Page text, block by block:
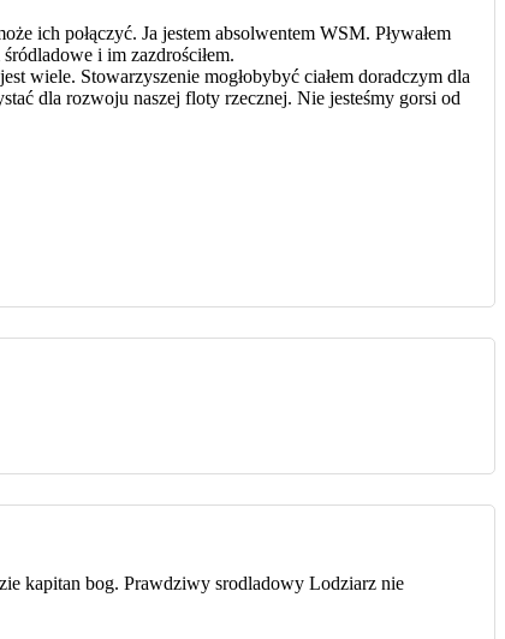
ich połączyć. Ja jestem absolwentem WSM. Pływałem
i im zazdrościłem.
wiele. Stowarzyszenie mogłobybyć ciałem doradczym dla
dla rozwoju naszej floty rzecznej. Nie jesteśmy gorsi od
kapitan bog. Prawdziwy srodladowy Lodziarz nie